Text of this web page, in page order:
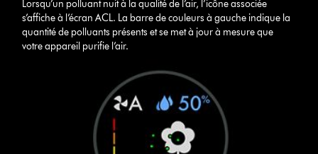
Lorsqu’un polluant nuit à la qualité de l’air, l’icône associée
s’affiche à l’écran ACL. La barre de couleurs à gauche indique la
quantité de polluants présents et se met à jour à mesure que
votre appareil purifie l’air.